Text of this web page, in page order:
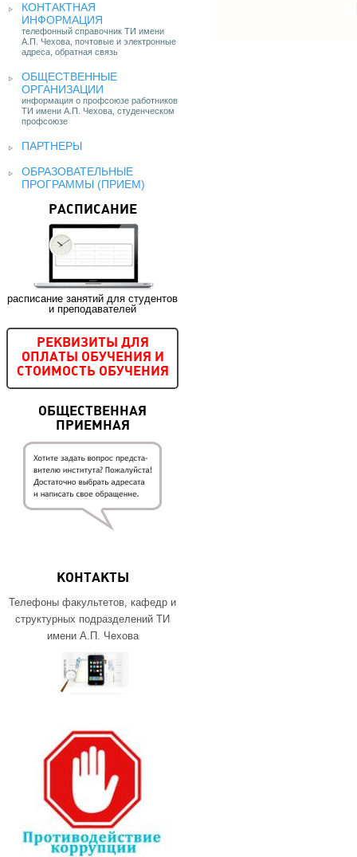
КОНТАКТНАЯ
ИНФОРМАЦИЯ
телефонный справочник ТИ имени
А.П. Чехова, почтовые и электронные
адреса, обратная связь
ОБЩЕСТВЕННЫЕ
ОРГАНИЗАЦИИ
информация о профсоюзе работников
ТИ имени А.П. Чехова, студенческом
профсоюзе
ПАРТНЕРЫ
ОБРАЗОВАТЕЛЬНЫЕ
ПРОГРАММЫ (ПРИЕМ)
РАСПИСАНИЕ
расписание занятий для студентов
и преподавателей
РЕКВИЗИТЫ ДЛЯ
ОПЛАТЫ ОБУЧЕНИЯ И
СТОИМОСТЬ ОБУЧЕНИЯ
ОБЩЕСТВЕННАЯ
ПРИЕМНАЯ
КОНТАКТЫ
Телефоны факультетов, кафедр и
структурных подразделений ТИ
имени А.П. Чехова